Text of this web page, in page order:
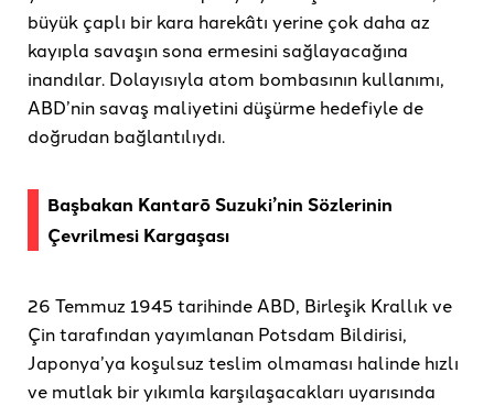
büyük çaplı bir kara harekâtı yerine çok daha az
kayıpla savaşın sona ermesini sağlayacağına
inandılar. Dolayısıyla atom bombasının kullanımı,
ABD’nin savaş maliyetini düşürme hedefiyle de
doğrudan bağlantılıydı.
Başbakan Kantarō Suzuki’nin Sözlerinin
Çevrilmesi Kargaşası
26 Temmuz 1945 tarihinde ABD, Birleşik Krallık ve
Çin tarafından yayımlanan Potsdam Bildirisi,
Japonya’ya koşulsuz teslim olmaması halinde hızlı
ve mutlak bir yıkımla karşılaşacakları uyarısında